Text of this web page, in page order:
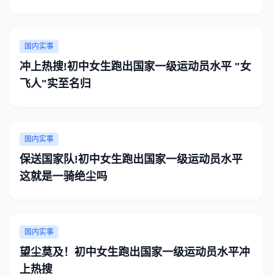
国内实事
冲上热搜!初中女生跑出国家一级运动员水平 "女
飞人"实至名归
国内实事
保送国家队!初中女生跑出国家一级运动员水平
这就是一骑绝尘吗
国内实事
望尘莫及！初中女生跑出国家一级运动员水平冲
上热搜